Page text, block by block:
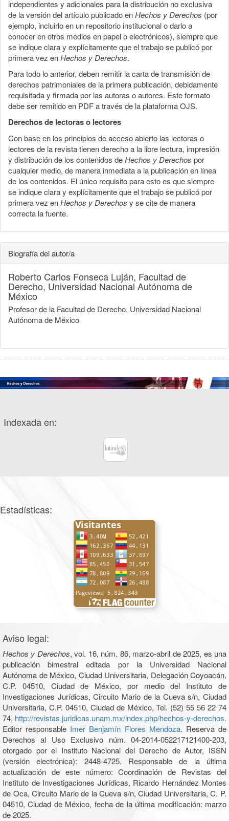
independientes y adicionales para la distribución no exclusiva
de la versión del artículo publicado enHechos y Derechos (por
ejemplo, incluirlo en un repositorio institucional o darlo a
conocer en otros medios en papel o electrónicos), siempre que
se indique clara y explícitamente que el trabajo se publicó por
primera vez enHechos y Derechos.
Para todo lo anterior, deben remitir la carta de transmisión de
derechos patrimoniales de la primera publicación, debidamente
requisitada y firmada por las autoras o autores. Este formato
debe ser remitido en PDF a través de la plataforma OJS.
Derechos de lectoras o lectores
Con base en los principios de acceso abierto las lectoras o
lectores de la revista tienen derecho a la libre lectura, impresión
y distribución de los contenidos deHechos y Derechos por
cualquier medio, de manera inmediata a la publicación en línea
de los contenidos. El único requisito para esto es que siempre
se indique clara y explícitamente que el trabajo se publicó por
primera vez enHechos y Derechos y se cite de manera
correcta la fuente.
Biografía del autor/a
Roberto Carlos Fonseca Luján, Facultad de
Derecho, Universidad Nacional Autónoma de
México
Profesor de la Facultad de Derecho, Universidad Nacional
Autónoma de México
Indexada en:
Estadísticas:
Aviso legal:
Hechos y Derechos, vol. 16, núm. 86, marzo-abril de 2025, es una
publicación bimestral editada por la Universidad Nacional
Autónoma de México, Ciudad Universitaria, Delegación Coyoacán,
C.P. 04510, Ciudad de México, por medio del Instituto de
Investigaciones Jurídicas, Circuito Mario de la Cueva s/n, Ciudad
Universitaria, C.P. 04510, Ciudad de México, Tel. (52) 55 56 22 74
74, http://revistas.juridicas.unam.mx/index.php/hechos-y-derechos.
Editor responsable Imer Benjamín Flores Mendoza. Reserva de
Derechos al Uso Exclusivo núm. 04-2014-052217121400-203,
otorgado por el Instituto Nacional del Derecho de Autor, ISSN
(versión electrónica): 2448-4725. Responsable de la última
actualización de este número: Coordinación de Revistas del
Instituto de Investigaciones Jurídicas, Ricardo Hernández Montes
de Oca, Circuito Mario de la Cueva s/n, Ciudad Universitaria, C. P.
04510, Ciudad de México, fecha de la última modificación: marzo
de 2025.